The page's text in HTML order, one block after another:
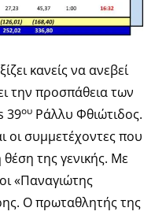
κανείς να ανεβεί
την προσπάθεια των
39ου Ράλλυ Φθιώτιδος.
οι συμμετέχοντες που
της γενικής. Με
«Παναγιώτης
Ο πρωταθλητής της